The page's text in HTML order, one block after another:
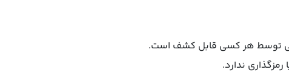
توسط هر کسی قابل کشف است.
رمزگذاری ندارد.